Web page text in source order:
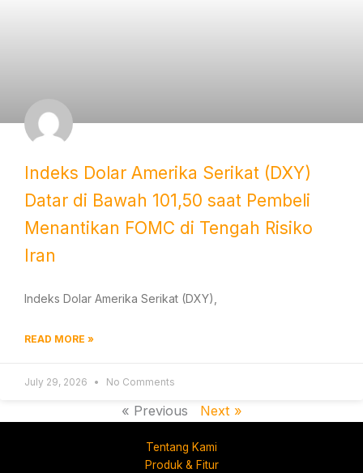
Indeks Dolar Amerika Serikat (DXY)
Datar di Bawah 101,50 saat Pembeli
Menantikan FOMC di Tengah Risiko
Iran
Indeks Dolar Amerika Serikat (DXY),
READ MORE »
July 29, 2026 No Comments
« Previous Next »
Tentang Kami
Produk & Fitur